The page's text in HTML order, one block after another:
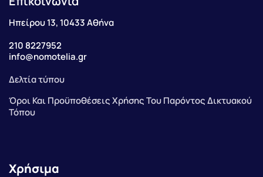
Ηπείρου 13, 10433 Αθήνα
210 8227952
info@nomotelia.gr
Δελτία τύπου
Όροι Και Προϋποθέσεις Χρήσης Του Παρόντος Δικτυακού
Τόπου
Χρήσιμα